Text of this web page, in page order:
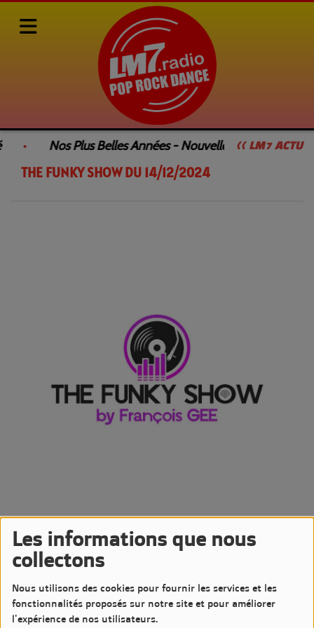
Les informations que nous
collectons
Nous utilisons des cookies pour fournir les services et les
fonctionnalités proposés sur notre site et pour améliorer
l'expérience de nos utilisateurs.
<< LM7 ACTU
Nos Plus Belles Années - Nouvelle Émission
Rediffusions de nos émissions SAMEDI DANCEFLOOR by François GEE
THE FUNKY SHOW DU 14/12/2024
14 DÉCEMBRE 2024 - 1930 VUES
Écouter le podcast
Podcast de l'émission The Funky Show by François GEE
Diffusée le Samedi 14 Décembre 2024 à 20h sur LM7 Radio